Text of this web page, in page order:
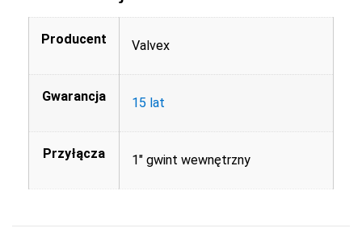
Producent Valvex
Gwarancja 15 lat
Przyłącza 1" gwint wewnętrzny